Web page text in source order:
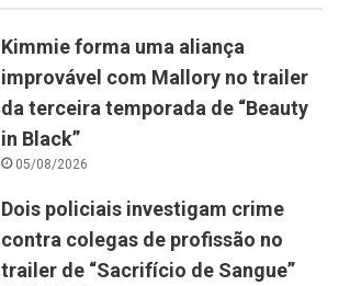
Kimmie forma uma aliança
improvável com Mallory no trailer
da terceira temporada de “Beauty
in Black”
05/08/2026
Dois policiais investigam crime
contra colegas de profissão no
trailer de “Sacrifício de Sangue”